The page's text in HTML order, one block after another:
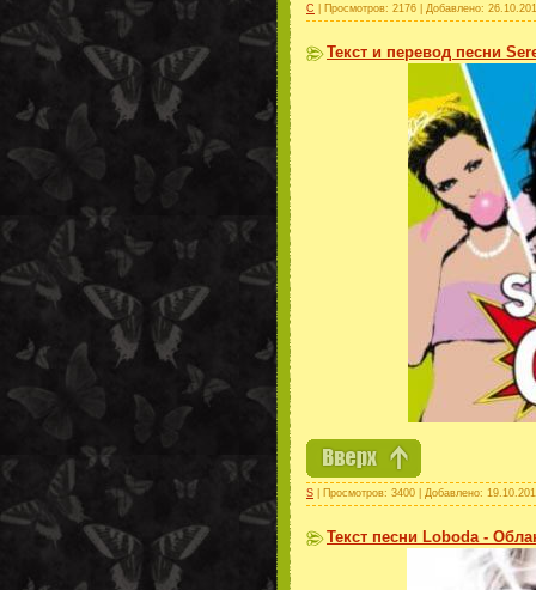
С | Просмотров: 2176 | Добавлено:
Текст и перевод песни
S | Просмотров: 3400 | Добавлено:
Текст песни Loboda -